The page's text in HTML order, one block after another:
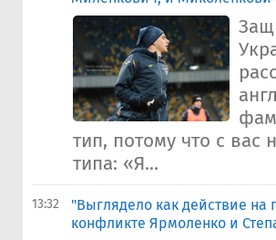
тип, потому что с вас
типа: «Я...
13:32
"Выглядело как действие
конфликте Ярмоленко и